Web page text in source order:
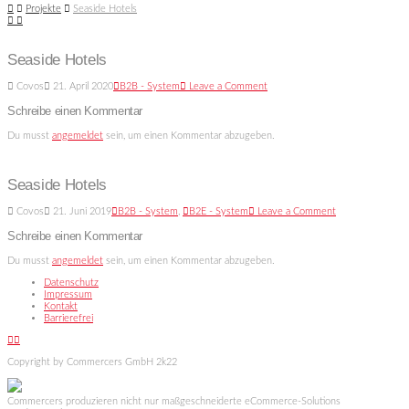
HomeProjekte Seaside Hotels
Seaside Hotels
Covos 21. April 2020 B2B - System Leave a Comment
Schreibe einen Kommentar
Du musst angemeldet sein, um einen Kommentar abzugeben.
Seaside Hotels
Covos 21. Juni 2019 B2B - System, B2E - System Leave a Comment
Schreibe einen Kommentar
Du musst angemeldet sein, um einen Kommentar abzugeben.
Datenschutz
Impressum
Kontakt
Barrierefrei
Facebook
Copyright by Commercers GmbH 2k22
Commercers produzieren nicht nur maßgeschneiderte eCommerce-Solutions